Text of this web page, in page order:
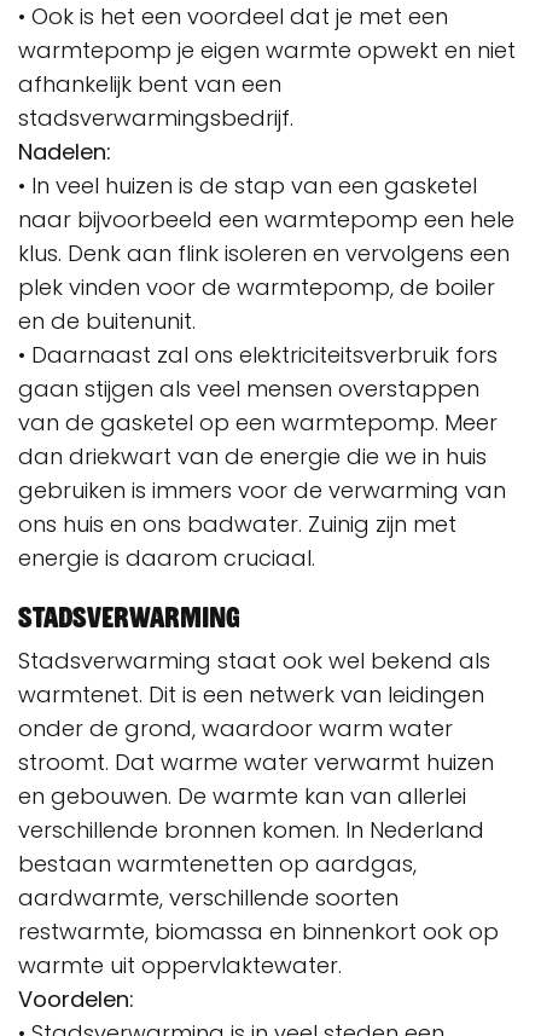
• Ook is het een voordeel dat je met een
warmtepomp je eigen warmte opwekt en niet
afhankelijk bent van een
stadsverwarmingsbedrijf.
Nadelen:
• In veel huizen is de stap van een gasketel
naar bijvoorbeeld een warmtepomp een hele
klus. Denk aan flink isoleren en vervolgens een
plek vinden voor de warmtepomp, de boiler
en de buitenunit.
• Daarnaast zal ons elektriciteitsverbruik fors
gaan stijgen als veel mensen overstappen
van de gasketel op een warmtepomp. Meer
dan driekwart van de energie die we in huis
gebruiken is immers voor de verwarming van
ons huis en ons badwater. Zuinig zijn met
energie is daarom cruciaal.
Stadsverwarming
Stadsverwarming staat ook wel bekend als
warmtenet. Dit is een netwerk van leidingen
onder de grond, waardoor warm water
stroomt. Dat warme water verwarmt huizen
en gebouwen. De warmte kan van allerlei
verschillende bronnen komen. In Nederland
bestaan warmtenetten op aardgas,
aardwarmte, verschillende soorten
restwarmte, biomassa en binnenkort ook op
warmte uit oppervlaktewater.
Voordelen: